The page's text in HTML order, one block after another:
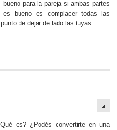
para la pareja si ambas partes
es
bueno es complacer todas las
de dejar de lado las tuyas.
es? ¿Podés convertirte en una